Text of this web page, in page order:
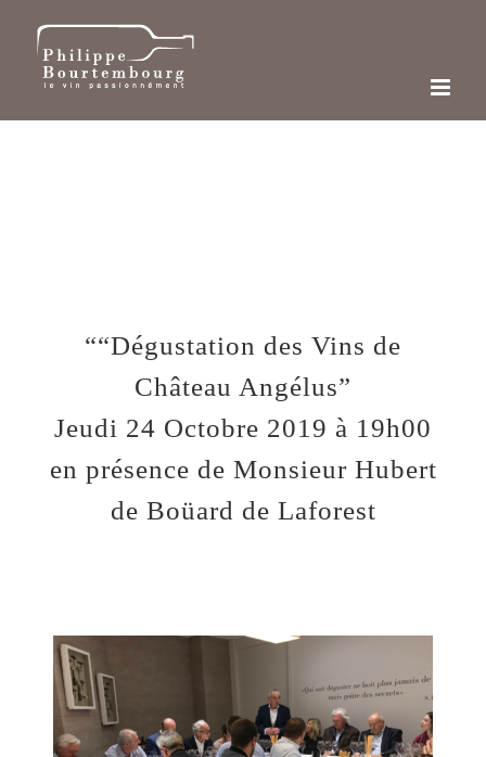
contenu
““Dégustation des Vins de
Château Angélus”
Jeudi 24 Octobre 2019 à 19h00
en présence de Monsieur Hubert
de Boüard de Laforest